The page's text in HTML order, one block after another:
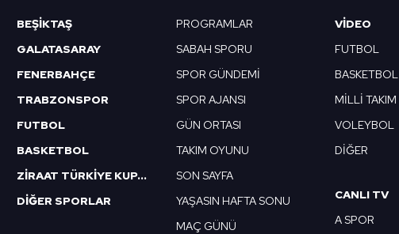
BEŞİKTAŞ
GALATASARAY
FENERBAHÇE
TRABZONSPOR
FUTBOL
BASKETBOL
ZİRAAT TÜRKİYE KUPASI
DİĞER SPORLAR
PROGRAMLAR
SABAH SPORU
SPOR GÜNDEMİ
SPOR AJANSI
GÜN ORTASI
TAKIM OYUNU
SON SAYFA
YAŞASIN HAFTA SONU
MAÇ GÜNÜ
VIDEO
FUTBOL
BASKETBOL
MİLLİ TAKIM
VOLEYBOL
DİĞER
CANLI TV
A SPOR